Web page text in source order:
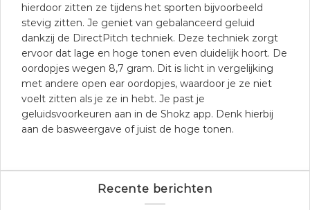
hierdoor zitten ze tijdens het sporten bijvoorbeeld
stevig zitten. Je geniet van gebalanceerd geluid
dankzij de DirectPitch techniek. Deze techniek zorgt
ervoor dat lage en hoge tonen even duidelijk hoort. De
oordopjes wegen 8,7 gram. Dit is licht in vergelijking
met andere open ear oordopjes, waardoor je ze niet
voelt zitten als je ze in hebt. Je past je
geluidsvoorkeuren aan in de Shokz app. Denk hierbij
aan de basweergave of juist de hoge tonen.
Recente berichten